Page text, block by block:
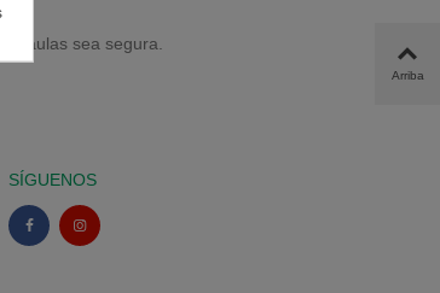
aulas sea segura.
SÍGUENOS
Arriba